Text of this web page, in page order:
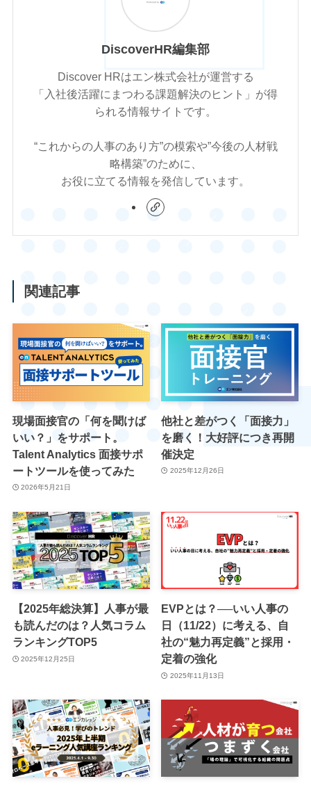
DiscoverHR編集部
Discover HRはエン株式会社が運営する
「入社後活躍にまつわる課題解決のヒント」が得
られる情報サイトです。
“これからの人事のあり方”の模索や”今後の人材戦
略構築”のために、
お役に立てる情報を発信しています。
関連記事
現場面接官の「何を聞けば
いい？」をサポート。
Talent Analytics 面接サポ
ートツールを使ってみた
2026年5月21日
他社と差がつく「面接力」
を磨く！大好評につき再開
催決定
2025年12月26日
【2025年総決算】人事が最
も読んだのは？人気コラム
ランキングTOP5
2025年12月25日
EVPとは？──いい人事の
日（11/22）に考える、自
社の“魅力再定義”と採用・
定着の強化
2025年11月13日